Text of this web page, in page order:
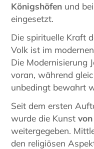
Königshöfen und
eingesetzt.
Die spirituelle Kraft
Volk ist im
Die Modernisierung
voran, während
unbedingt bewahrt
Seit dem ersten
wurde die Kunst
weitergegeben.
den religiösen